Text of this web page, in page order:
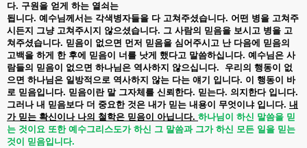
다. 구원을 얻게 하는 열쇠는
됩니다. 예수님께서는 각색병자들을 다 고쳐주셨습니다. 어떤 병을 고쳐주
시든지 그냥 고쳐주시지 않으셨습니다. 그 사람의 믿음을 보시고 병을 고
쳐주셨습니다. 믿음이 없으면 먼저 믿음을 심어주시고 난 다음에 믿음의
고백을 하게 한 후에 믿음이 너를 낫게 했다고 말씀하십니다. 예수님은 사
람들의 믿음이 없으면 하나님은 역사하지 않으십니다. 우리의 행동이
없
으면 하나님은 일방적으로 역사하지 않는 다는 얘기 입니다. 이 행동이
바
로 믿음입니다. 믿음이란 말 그자체를 신뢰한다. 믿는다. 의지한다 입니다.
그러나 내 믿음보다 더 중요한 것은 내가 믿는 내용이 무엇이냐 입니다. 내
가 믿는 확신이나 나의 철학은 믿음이 아닙니다. 하나님이 하신 말씀을 믿
는 것이요 또한 예수그리스도가 하신 그 말씀과 그가 하신 모든 일을 믿는
것이
믿음입니다.